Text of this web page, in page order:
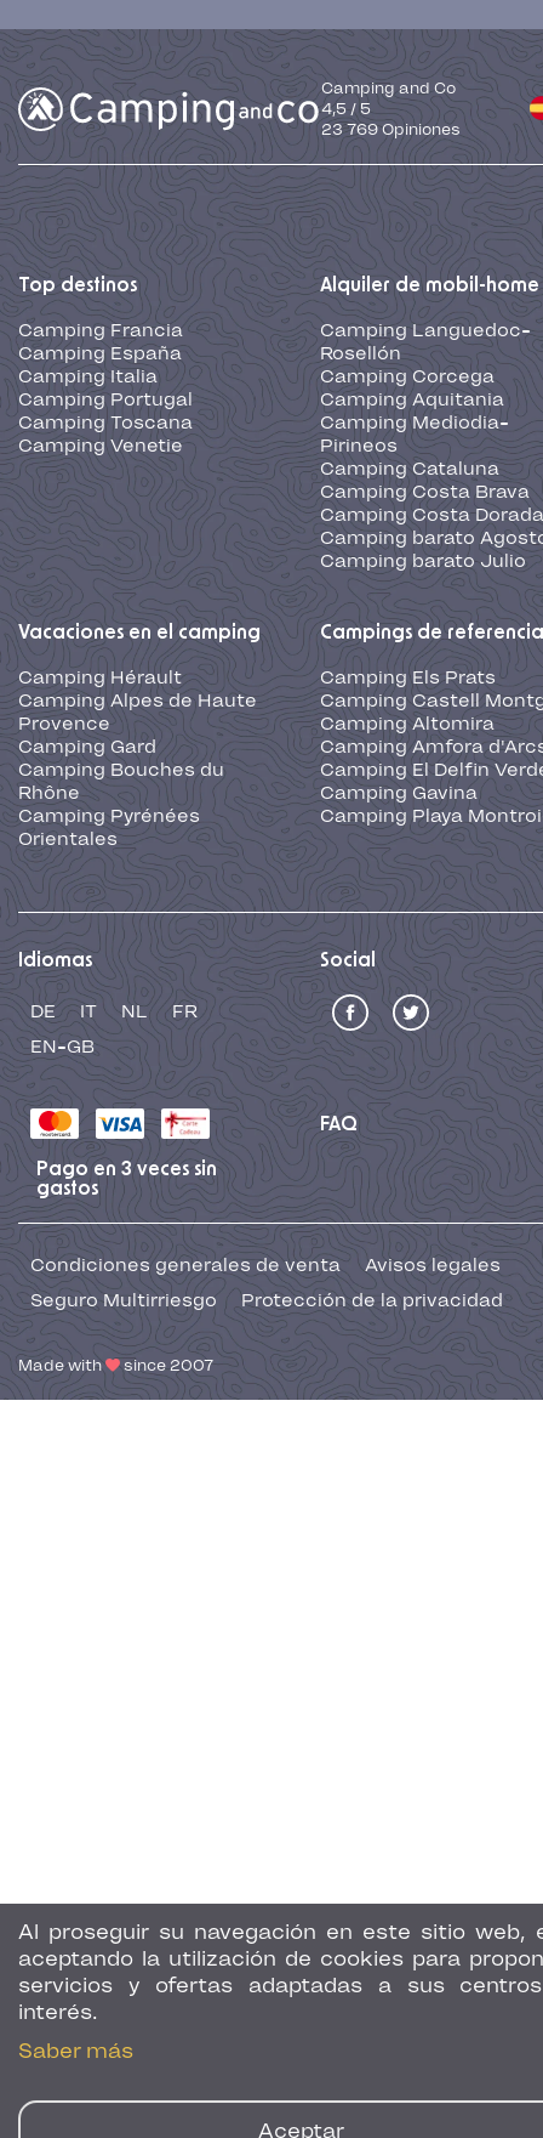
Al proseguir su navegación en este sitio web,
aceptando la utilización de cookies para
servicios y ofertas adaptadas a sus
interés.
Saber más
Aceptar
Camping and Co
4,5 / 5
23 769Opiniones
Top destinos
Camping Francia
Camping España
Camping Italia
Camping Portugal
Camping Toscana
Camping Venetie
Alquiler de mobil-home
Camping Languedoc-
Rosellón
Camping Corcega
Camping Aquitania
Camping Mediodia-
Pirineos
Camping Cataluna
Camping Costa Brava
Camping Costa Dorada
Camping barato
Camping barato Julio
Vacaciones en el camping
Camping Hérault
Camping Alpes de Haute
Provence
Camping Gard
Camping Bouches du
Rhône
Camping Pyrénées
Orientales
Campings de referencia
Camping Els Prats
Camping Castell
Camping Altomira
Camping Amfora
Camping El Delfin
Camping Gavina
Camping Playa
Idiomas
DE IT NL
FR
EN-GB
Social
FAQ
Pago en 3 veces sin
gastos
Condiciones generales de venta
Avisos legales
Seguro Multirriesgo
Protección de la privacidad
Made with since 2007